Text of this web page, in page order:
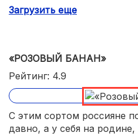
переопыления.
Загрузить еще
«РОЗОВЫЙ БАНАН»
Рейтинг: 4.9
С этим сортом россияне
давно, а у себя на